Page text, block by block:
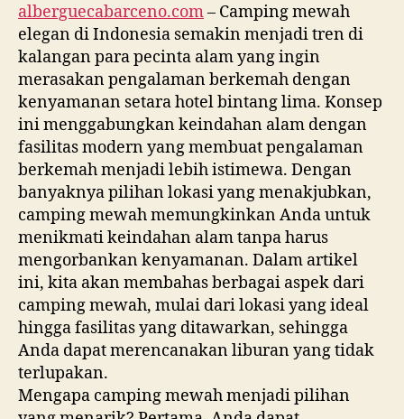
alberguecabarceno.com– Camping mewah
elegan di Indonesia semakin menjadi tren di
kalangan para pecinta alam yang ingin
merasakan pengalaman berkemah dengan
kenyamanan setara hotel bintang lima. Konsep
ini menggabungkan keindahan alam dengan
fasilitas modern yang membuat pengalaman
berkemah menjadi lebih istimewa. Dengan
banyaknya pilihan lokasi yang menakjubkan,
camping mewah memungkinkan Anda untuk
menikmati keindahan alam tanpa harus
mengorbankan kenyamanan. Dalam artikel
ini, kita akan membahas berbagai aspek dari
camping mewah, mulai dari lokasi yang ideal
hingga fasilitas yang ditawarkan, sehingga
Anda dapat merencanakan liburan yang tidak
terlupakan.
Mengapa camping mewah menjadi pilihan